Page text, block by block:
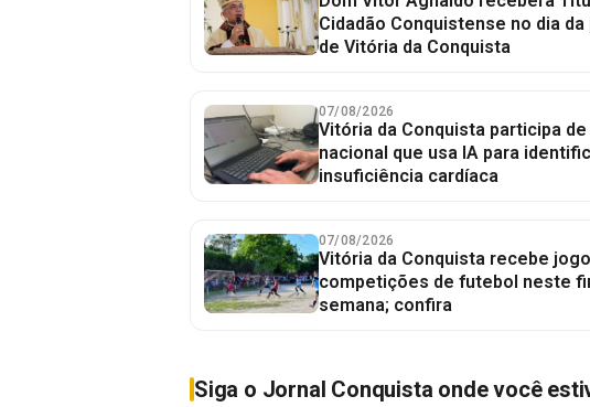
Cidadão Conquistense no dia
de Vitória da Conquista
07/08/2026
Vitória da Conquista participa
nacional que usa IA para
insuficiência cardíaca
07/08/2026
Vitória da Conquista recebe
competições de futebol neste
semana; confira
Siga o Jornal Conquista onde você